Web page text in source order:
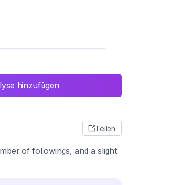
hinzufügen
Teilen
of followings, and a slight